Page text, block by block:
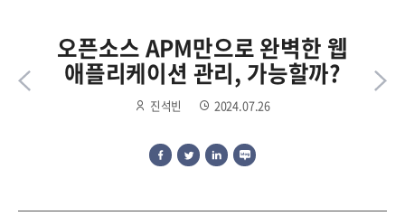
오픈소스 APM만으로 완벽한 웹
애플리케이션 관리, 가능할까?
진석빈 2024.07.26